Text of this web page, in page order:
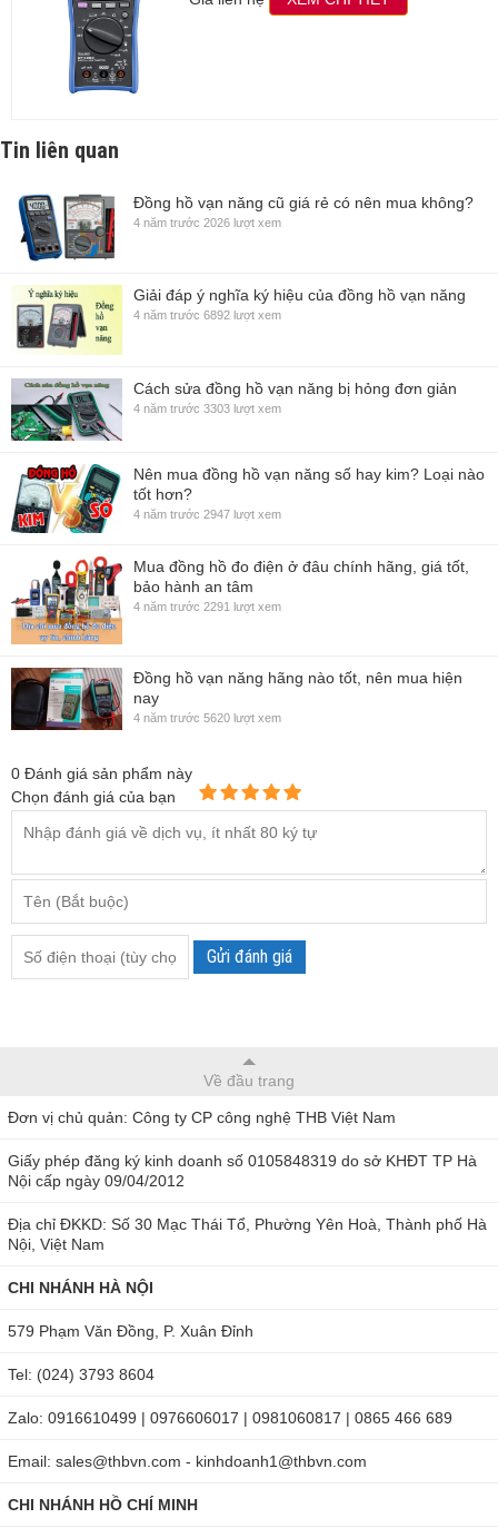
Tin liên quan
Đồng hồ vạn năng cũ giá rẻ có nên mua không?
4 năm trước 2026 lượt xem
Giải đáp ý nghĩa ký hiệu của đồng hồ vạn năng
4 năm trước 6892 lượt xem
Cách sửa đồng hồ vạn năng bị hỏng đơn giản
4 năm trước 3303 lượt xem
Nên mua đồng hồ vạn năng số hay kim? Loại nào
tốt hơn?
4 năm trước 2947 lượt xem
Mua đồng hồ đo điện ở đâu chính hãng, giá tốt,
bảo hành an tâm
4 năm trước 2291 lượt xem
Đồng hồ vạn năng hãng nào tốt, nên mua hiện
nay
4 năm trước 5620 lượt xem
0 Đánh giá sản phẩm này
Chọn đánh giá của bạn
Gửi đánh giá
Về đầu trang
Đơn vị chủ quản: Công ty CP công nghệ THB Việt Nam
Giấy phép đăng ký kinh doanh số 0105848319 do sở KHĐT TP Hà
Nội cấp ngày 09/04/2012
Địa chỉ ĐKKD: Số 30 Mạc Thái Tổ, Phường Yên Hoà, Thành phố Hà
Nội, Việt Nam
CHI NHÁNH HÀ NỘI
579 Phạm Văn Đồng, P. Xuân Đỉnh
Tel: (024) 3793 8604
Zalo: 0916610499 | 0976606017 | 0981060817 | 0865 466 689
Email: sales@thbvn.com - kinhdoanh1@thbvn.com
CHI NHÁNH HỒ CHÍ MINH